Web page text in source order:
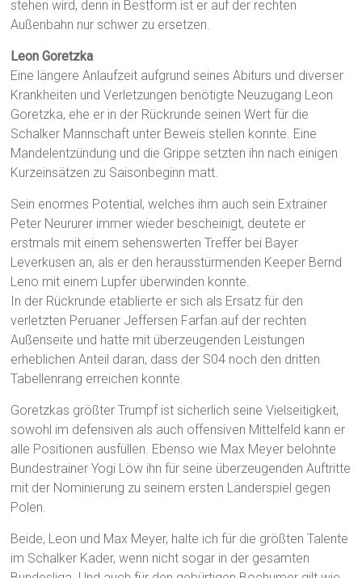
stehen wird, denn in Bestform ist er auf der rechten
Außenbahn nur schwer zu ersetzen.
Leon Goretzka
Eine längere Anlaufzeit aufgrund seines Abiturs und diverser
Krankheiten und Verletzungen benötigte Neuzugang Leon
Goretzka, ehe er in der Rückrunde seinen Wert für die
Schalker Mannschaft unter Beweis stellen konnte. Eine
Mandelentzündung und die Grippe setzten ihn nach einigen
Kurzeinsätzen zu Saisonbeginn matt.
Sein enormes Potential, welches ihm auch sein Extrainer
Peter Neururer immer wieder bescheinigt, deutete er
erstmals mit einem sehenswerten Treffer bei Bayer
Leverkusen an, als er den herausstürmenden Keeper Bernd
Leno mit einem Lupfer überwinden konnte.
In der Rückrunde etablierte er sich als Ersatz für den
verletzten Peruaner Jeffersen Farfan auf der rechten
Außenseite und hatte mit überzeugenden Leistungen
erheblichen Anteil daran, dass der S04 noch den dritten
Tabellenrang erreichen konnte.
Goretzkas größter Trumpf ist sicherlich seine Vielseitigkeit,
sowohl im defensiven als auch offensiven Mittelfeld kann er
alle Positionen ausfüllen. Ebenso wie Max Meyer belohnte
Bundestrainer Yogi Löw ihn für seine überzeugenden Auftritte
mit der Nominierung zu seinem ersten Länderspiel gegen
Polen.
Beide, Leon und Max Meyer, halte ich für die größten Talente
im Schalker Kader, wenn nicht sogar in der gesamten